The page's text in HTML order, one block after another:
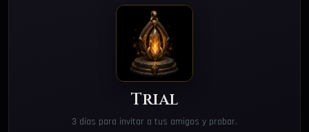
Trial
3 días para invitar a tus amigos y probar.